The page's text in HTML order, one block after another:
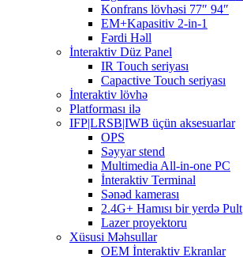
Konfrans lövhəsi 77″ 94″
EM+Kapasitiv 2-in-1
Fərdi Həll
İnteraktiv Düz Panel
IR Touch seriyası
Capactive Touch seriyası
İnteraktiv lövhə
Platforması ilə
IFP|LRSB|IWB üçün aksesuarlar
OPS
Səyyar stend
Multimedia All-in-one PC
İnteraktiv Terminal
Sənəd kamerası
2.4G+ Hamısı bir yerdə Pult
Lazer proyektoru
Xüsusi Məhsullar
OEM İnteraktiv Ekranlar